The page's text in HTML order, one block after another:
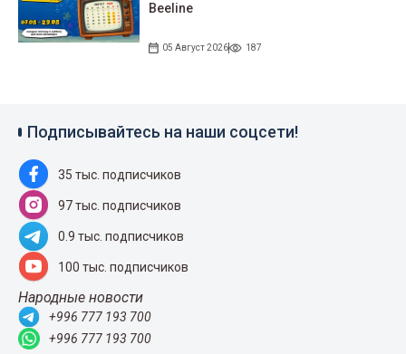
Beeline
05 Август 2026 187
Подписывайтесь на наши соцсети!
35 тыс. подписчиков
97 тыс. подписчиков
0.9 тыс. подписчиков
100 тыс. подписчиков
Народные новости
+996 777 193 700
+996 777 193 700